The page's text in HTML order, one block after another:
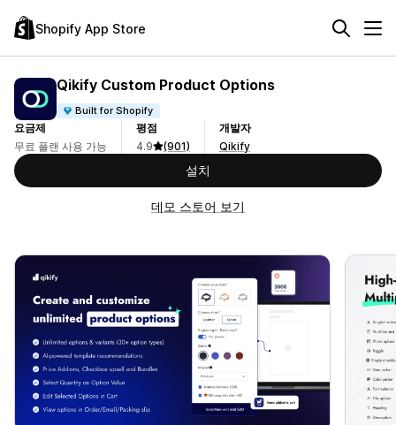
Shopify App Store
Qikify Custom Product Options
Built for Shopify
요금제
무료 플랜 사용 가능
평점
4.9
(901)
개발자
Qikify
설치
데모 스토어 보기